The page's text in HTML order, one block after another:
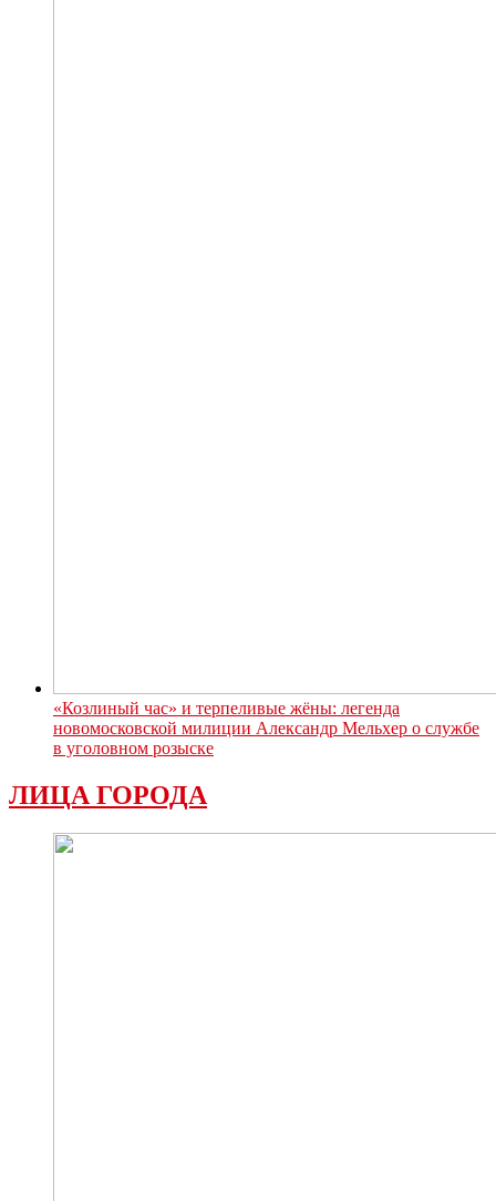
«Козлиный час» и терпеливые жёны: легенда
новомосковской милиции Александр Мельхер о службе
в уголовном розыске
ЛИЦА ГОРОДА